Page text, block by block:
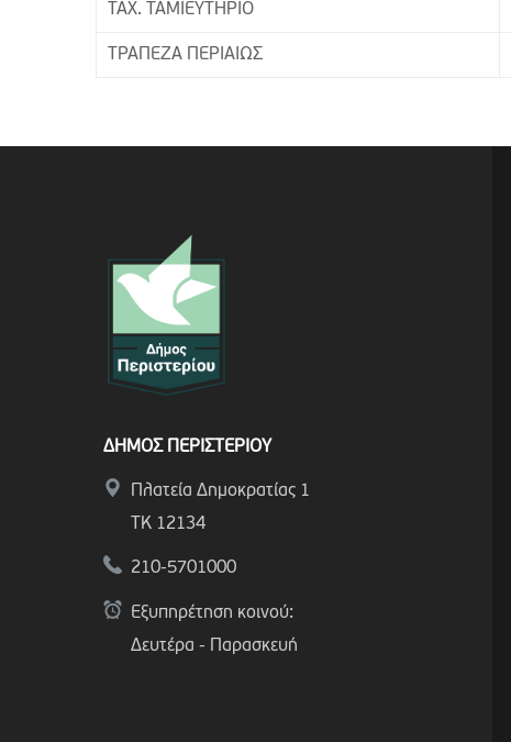
ΤΑΧ. ΤΑΜΙΕΥΤΗΡΙΟ
ΤΡΑΠΕΖΑ ΠΕΡΙΑΙΩΣ
ΔΗΜΟΣ ΠΕΡΙΣΤΕΡΙΟΥ
Πλατεία Δημοκρατίας 1
ΤΚ 12134
210-5701000
Εξυπηρέτηση κοινού:
Δευτέρα - Παρασκευή